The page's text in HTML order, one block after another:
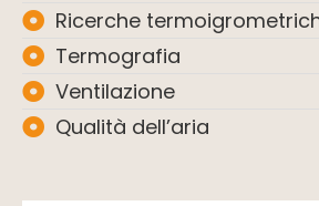
Ricerche
Termografia
Ventilazione
Qualità dell’aria